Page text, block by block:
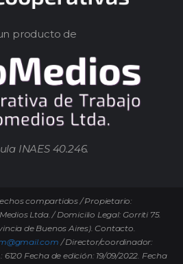
producto de
INAES 40.246.
compartidos / Propietario:
Ltda. / Domicilio Legal: Gorriti 75.
de Buenos Aires). Contacto.
/ Director/coordinador:
6120 Fecha de edición: 19/09/2022. Fecha